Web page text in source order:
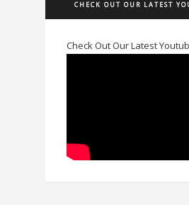
CHECK OUT OUR LATEST
Check Out Our Latest